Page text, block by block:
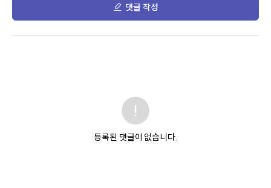
댓글 작성
등록된 댓글이 없습니다.